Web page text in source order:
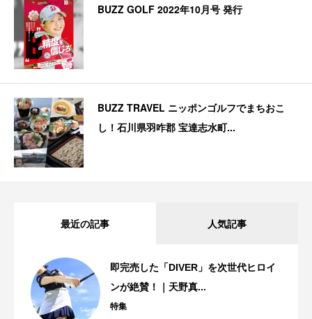
BUZZ GOLF 2022年10月号 発行
BUZZ TRAVEL ニッポンゴルフでまちおこ
し！石川県羽咋郡 宝達志水町...
最近の記事 人気記事
即完売した「DIVER」を次世代ヒロイ
ンが絶賛！｜天野真...
特集